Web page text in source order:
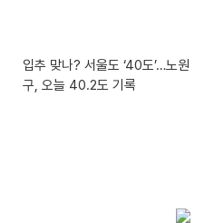
입추 맞나? 서울도 ‘40도’…노원
구, 오늘 40.2도 기록